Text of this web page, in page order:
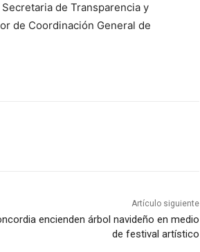
de Transparencia y
de Coordinación General de
Artículo siguiente
encienden árbol navideño en medio
de festival artístico